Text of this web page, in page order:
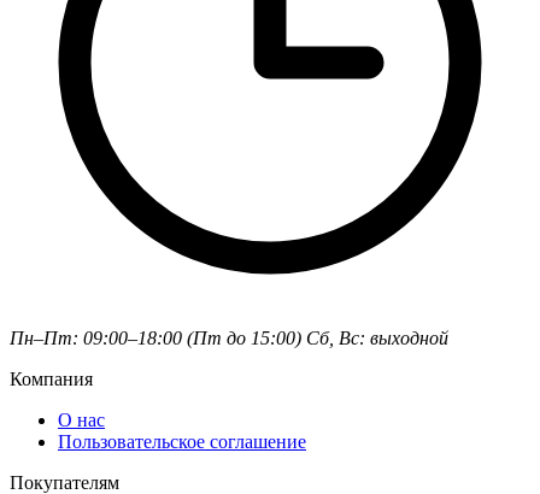
Пн–Пт: 09:00–18:00 (Пт до 15:00) Сб, Вс: выходной
Компания
О нас
Пользовательское соглашение
Покупателям